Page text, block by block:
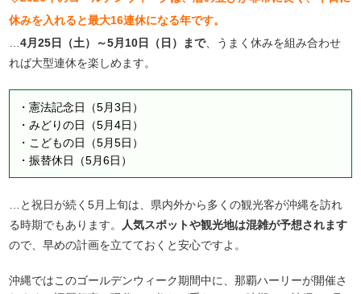
休みを入れると最大16連休になる年です。
…4月25日（土）～5月10日（日）まで、うまく休みを組み合わせ
れば大型連休を楽しめます。
・憲法記念日（5月3日）
・みどりの日（5月4日）
・こどもの日（5月5日）
・振替休日（5月6日）
…と祝日が続く5月上旬は、県内外から多くの観光客が沖縄を訪れ
る時期でもあります。
人気スポットや観光地は混雑が予想されます
ので、早めの計画を立てておくと安心ですよ。
沖縄ではこのゴールデンウィーク期間中に、那覇ハーリーが開催さ